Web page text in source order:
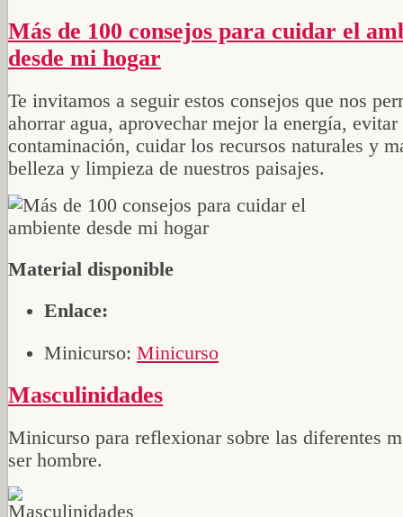
Más de 100 consejos para cuidar el ambiente
desde mi hogar
Te invitamos a seguir estos consejos que nos
ahorrar agua, aprovechar mejor la energía, evitar
contaminación, cuidar los recursos naturales y
belleza y limpieza de nuestros paisajes.
Material disponible
Enlace:
Minicurso: Minicurso
Masculinidades
Minicurso para reflexionar sobre las diferentes
ser hombre.